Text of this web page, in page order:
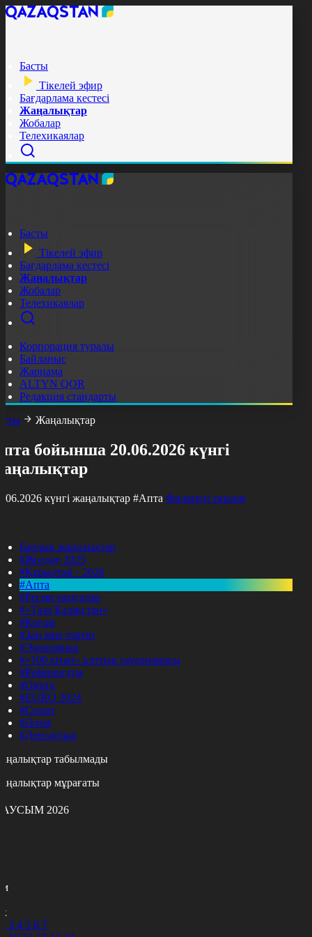
Басты
Тікелей эфир
Бағдарлама кестесі
Жаңалықтар
Жобалар
Телехикаялар
Басты
Тікелей эфир
Бағдарлама кестесі
Жаңалықтар
Жобалар
Телехикаялар
Корпорация туралы
Байланыс
Жарнама
ALTYN QOR
Редакция стандарты
Жаңалықтар
бойынша 20.06.2026 күнгі
күнгі жаңалықтар #Апта Фильтрді тазалау
Барлық жаңалықтар
#Жолдау 2025
#Құрылтай - 2026
#Апта
#Ресми оқиғалар
#«Таза Қазақстан»
#Қоғам
#Заң мен тәртіп
#Экономика
#«100 кітап» ұлттық сауалнамасы
#Референдум
#Оқиға
#EURO 2024
#Спорт
#Әлем
#Денсаулық
табылмады
мұрағаты
2026
3 4 5 6 7